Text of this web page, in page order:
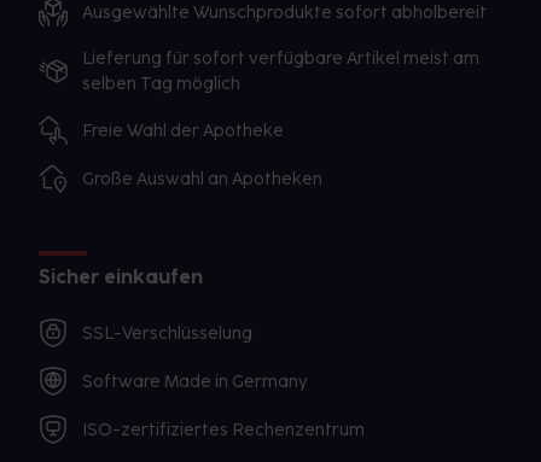
Ausgewählte Wunschprodukte sofort abholbereit
Lieferung für sofort verfügbare Artikel meist am
selben Tag möglich
Freie Wahl der Apotheke
Große Auswahl an Apotheken
Sicher einkaufen
SSL-Verschlüsselung
Software Made in Germany
ISO-zertifiziertes Rechenzentrum